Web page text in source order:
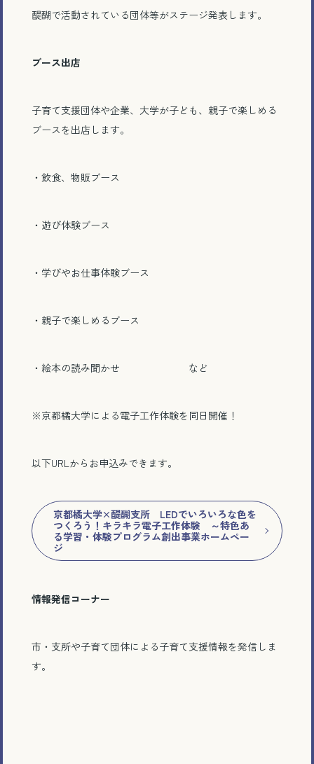
メール相談・面談予約
醍醐で活動されている団体等がステージ発表します。
ブース出店
子育て支援団体や企業、大学が子ども、親子で楽しめる
ブースを出店します。
・飲食、物販ブース
・遊び体験ブース
・学びやお仕事体験ブース
・親子で楽しめるブース
・絵本の読み聞かせ など
※京都橘大学による電子工作体験を同日開催！
以下URLからお申込みできます。
京都橘大学×醍醐支所 LEDでいろいろな色を
つくろう！キラキラ電子工作体験 ～特色あ
る学習・体験プログラム創出事業ホームペー
ジ
情報発信コーナー
市・支所や子育て団体による子育て支援情報を発信しま
す。